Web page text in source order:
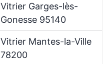
Vitrier Garges-lès-
Gonesse 95140
Vitrier Mantes-la-Ville
78200